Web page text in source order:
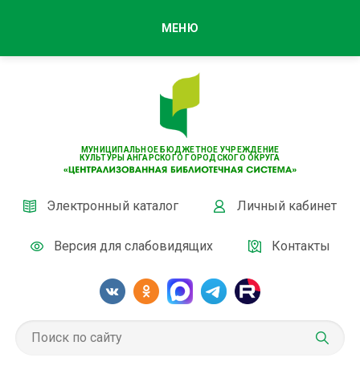
МУНИЦИПАЛЬНОЕ БЮДЖЕТНОЕ УЧРЕЖДЕНИЕ
КУЛЬТУРЫ АНГАРСКОГО ГОРОДСКОГО ОКРУГА
Электронный каталог Личный кабинет
Версия для слабовидящих Контакты
МЕНЮ